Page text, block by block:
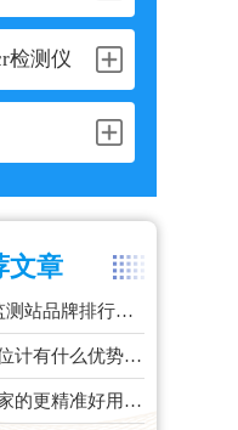
检测仪
文章
GNSS位移监测站品牌排行与选型推荐
平板雷达水位计有什么优势？精准耐用品牌top1推荐！
电子水尺哪家的更精准好用？推荐云境天合TH-SC系列经济型设备